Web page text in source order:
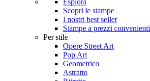
Scopri le stampe
I nostri best seller
Stampe a prezzi convenienti
Per stile
Opere Street Art
Pop Art
Geometrico
Astratto